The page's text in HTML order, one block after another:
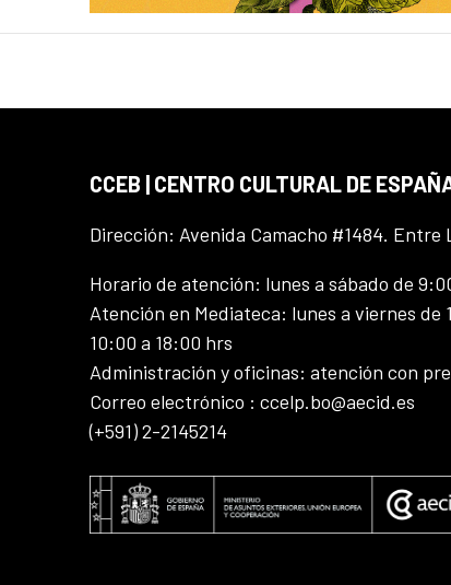
CCEB | CENTRO CULTURAL DE
Dirección: Avenida Camacho #1484. Entre
Horario de atención: lunes a sábado de
Atención en Mediateca: lunes a viernes de
10:00 a 18:00 hrs
Administración y oficinas: atención con
Correo electrónico : ccelp.bo@aecid.es
(+591) 2-2145214